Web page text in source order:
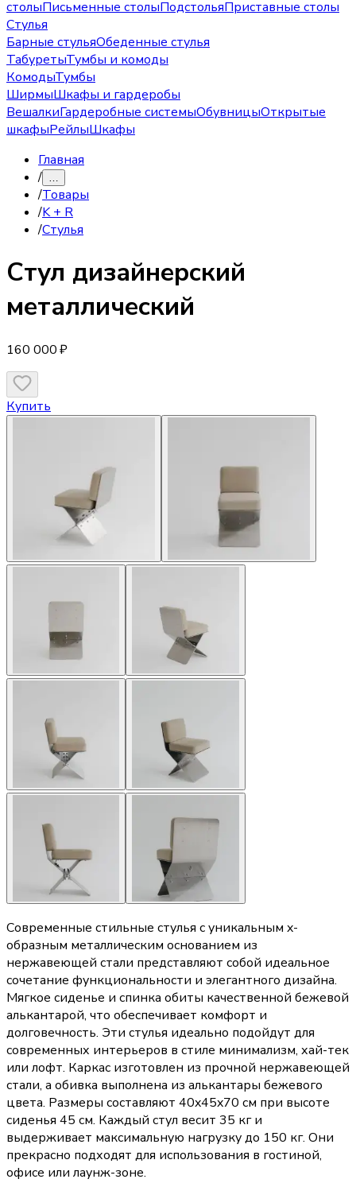
столыПисьменные столыПодстольяПриставные столы
Стулья
Барные стульяОбеденные стулья
ТабуретыТумбы и комоды
КомодыТумбы
ШирмыШкафы и гардеробы
ВешалкиГардеробные системыОбувницыОткрытые
шкафыРейлыШкафы
Главная
/ …
/Товары
/K + R
/Стулья
Стул дизайнерский
металлический
160 000 ₽
Купить
Современные стильные стулья с уникальным x-
образным металлическим основанием из
нержавеющей стали представляют собой идеальное
сочетание функциональности и элегантного дизайна.
Мягкое сиденье и спинка обиты качественной бежевой
алькантарой, что обеспечивает комфорт и
долговечность. Эти стулья идеально подойдут для
современных интерьеров в стиле минимализм, хай-тек
или лофт. Каркас изготовлен из прочной нержавеющей
стали, а обивка выполнена из алькантары бежевого
цвета. Размеры составляют 40x45x70 см при высоте
сиденья 45 см. Каждый стул весит 35 кг и
выдерживает максимальную нагрузку до 150 кг. Они
прекрасно подходят для использования в гостиной,
офисе или лаунж-зоне.